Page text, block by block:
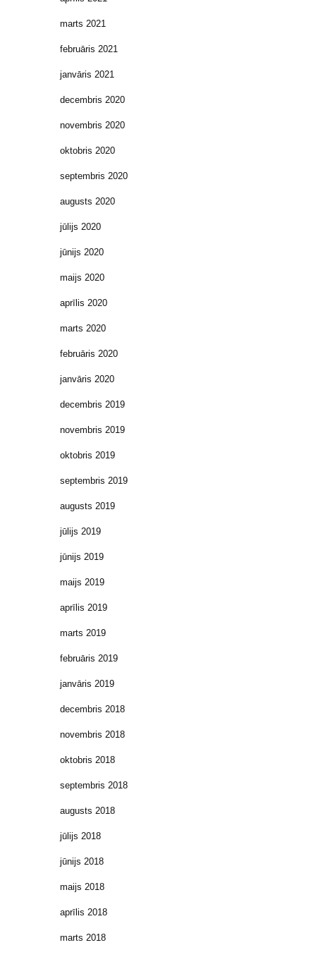
marts 2021
februāris 2021
janvāris 2021
decembris 2020
novembris 2020
oktobris 2020
septembris 2020
augusts 2020
jūlijs 2020
jūnijs 2020
maijs 2020
aprīlis 2020
marts 2020
februāris 2020
janvāris 2020
decembris 2019
novembris 2019
oktobris 2019
septembris 2019
augusts 2019
jūlijs 2019
jūnijs 2019
maijs 2019
aprīlis 2019
marts 2019
februāris 2019
janvāris 2019
decembris 2018
novembris 2018
oktobris 2018
septembris 2018
augusts 2018
jūlijs 2018
jūnijs 2018
maijs 2018
aprīlis 2018
marts 2018